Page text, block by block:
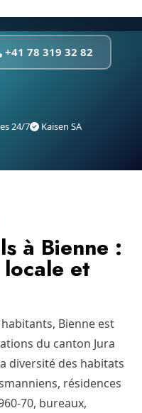
+41 78 319 32 82
24/7 Kaisen SA
à Bienne :
et
Bienne est
du canton Jura
diversité des habitats
résidences
70, bureaux,